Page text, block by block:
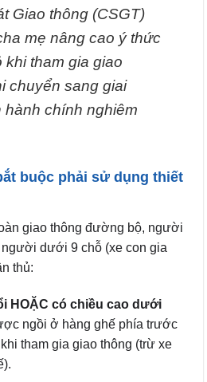
Giao thông (CSGT)
mẹ nâng cao ý thức
khi tham gia giao
chuyển sang giai
hành chính nghiêm
buộc phải sử dụng thiết
giao thông đường bộ, người
dưới 9 chỗ (xe con gia
thủ:
HOẶC có chiều cao dưới
ngồi ở hàng ghế phía trước
tham gia giao thông (trừ xe